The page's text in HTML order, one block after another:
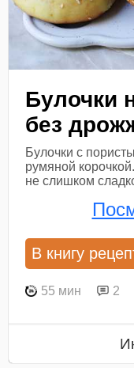
Булочки
без
Булочки с
румяной
не слишком
В книгу
55 мин 2